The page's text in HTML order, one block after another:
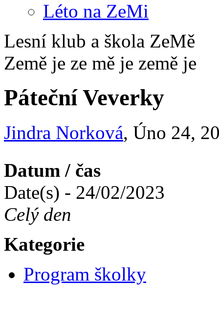
Léto na ZeMi
Lesní klub a škola ZeMě
Země je ze mě je země je
Páteční Veverky
Jindra Norková, Úno 24,
Datum / čas
Date(s) - 24/02/2023
Celý den
Kategorie
Program školky